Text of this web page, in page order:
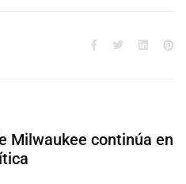
Milwaukee continúa en